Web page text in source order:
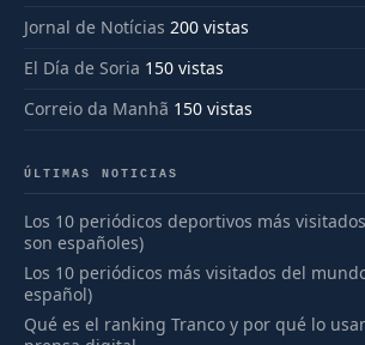
Jornal de Notícias 200 vistas
El Día de Soria 150 vistas
Correio da Manhã 150 vistas
ÚLTIMAS NOTICIAS
Los 10 periódicos deportivos más
son españoles)
Los 10 periódicos más visitados del
español)
Qué es el ranking Tranco y por qué lo